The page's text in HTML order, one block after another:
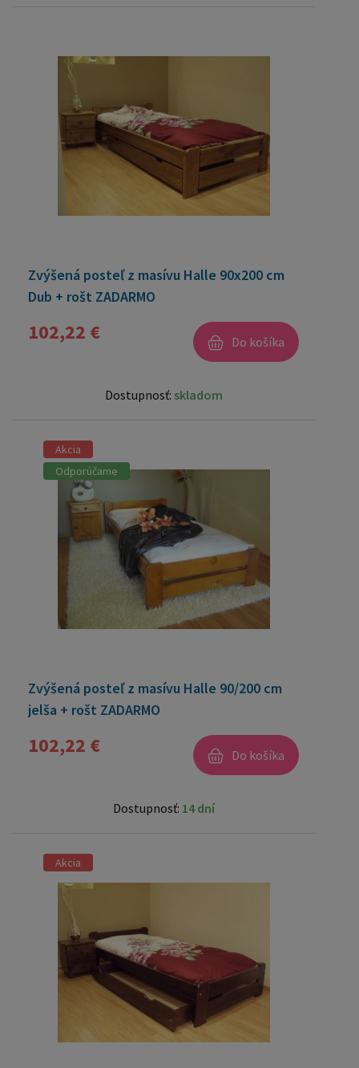
Zvýšená posteľ z masívu Halle 90x200 cm
Dub + rošt ZADARMO
102,22 € Do košíka
Dostupnosť: skladom
Akcia
Odporúčame
Zvýšená posteľ z masívu Halle 90/200 cm
jelša + rošt ZADARMO
102,22 € Do košíka
Dostupnosť: 14 dní
Akcia